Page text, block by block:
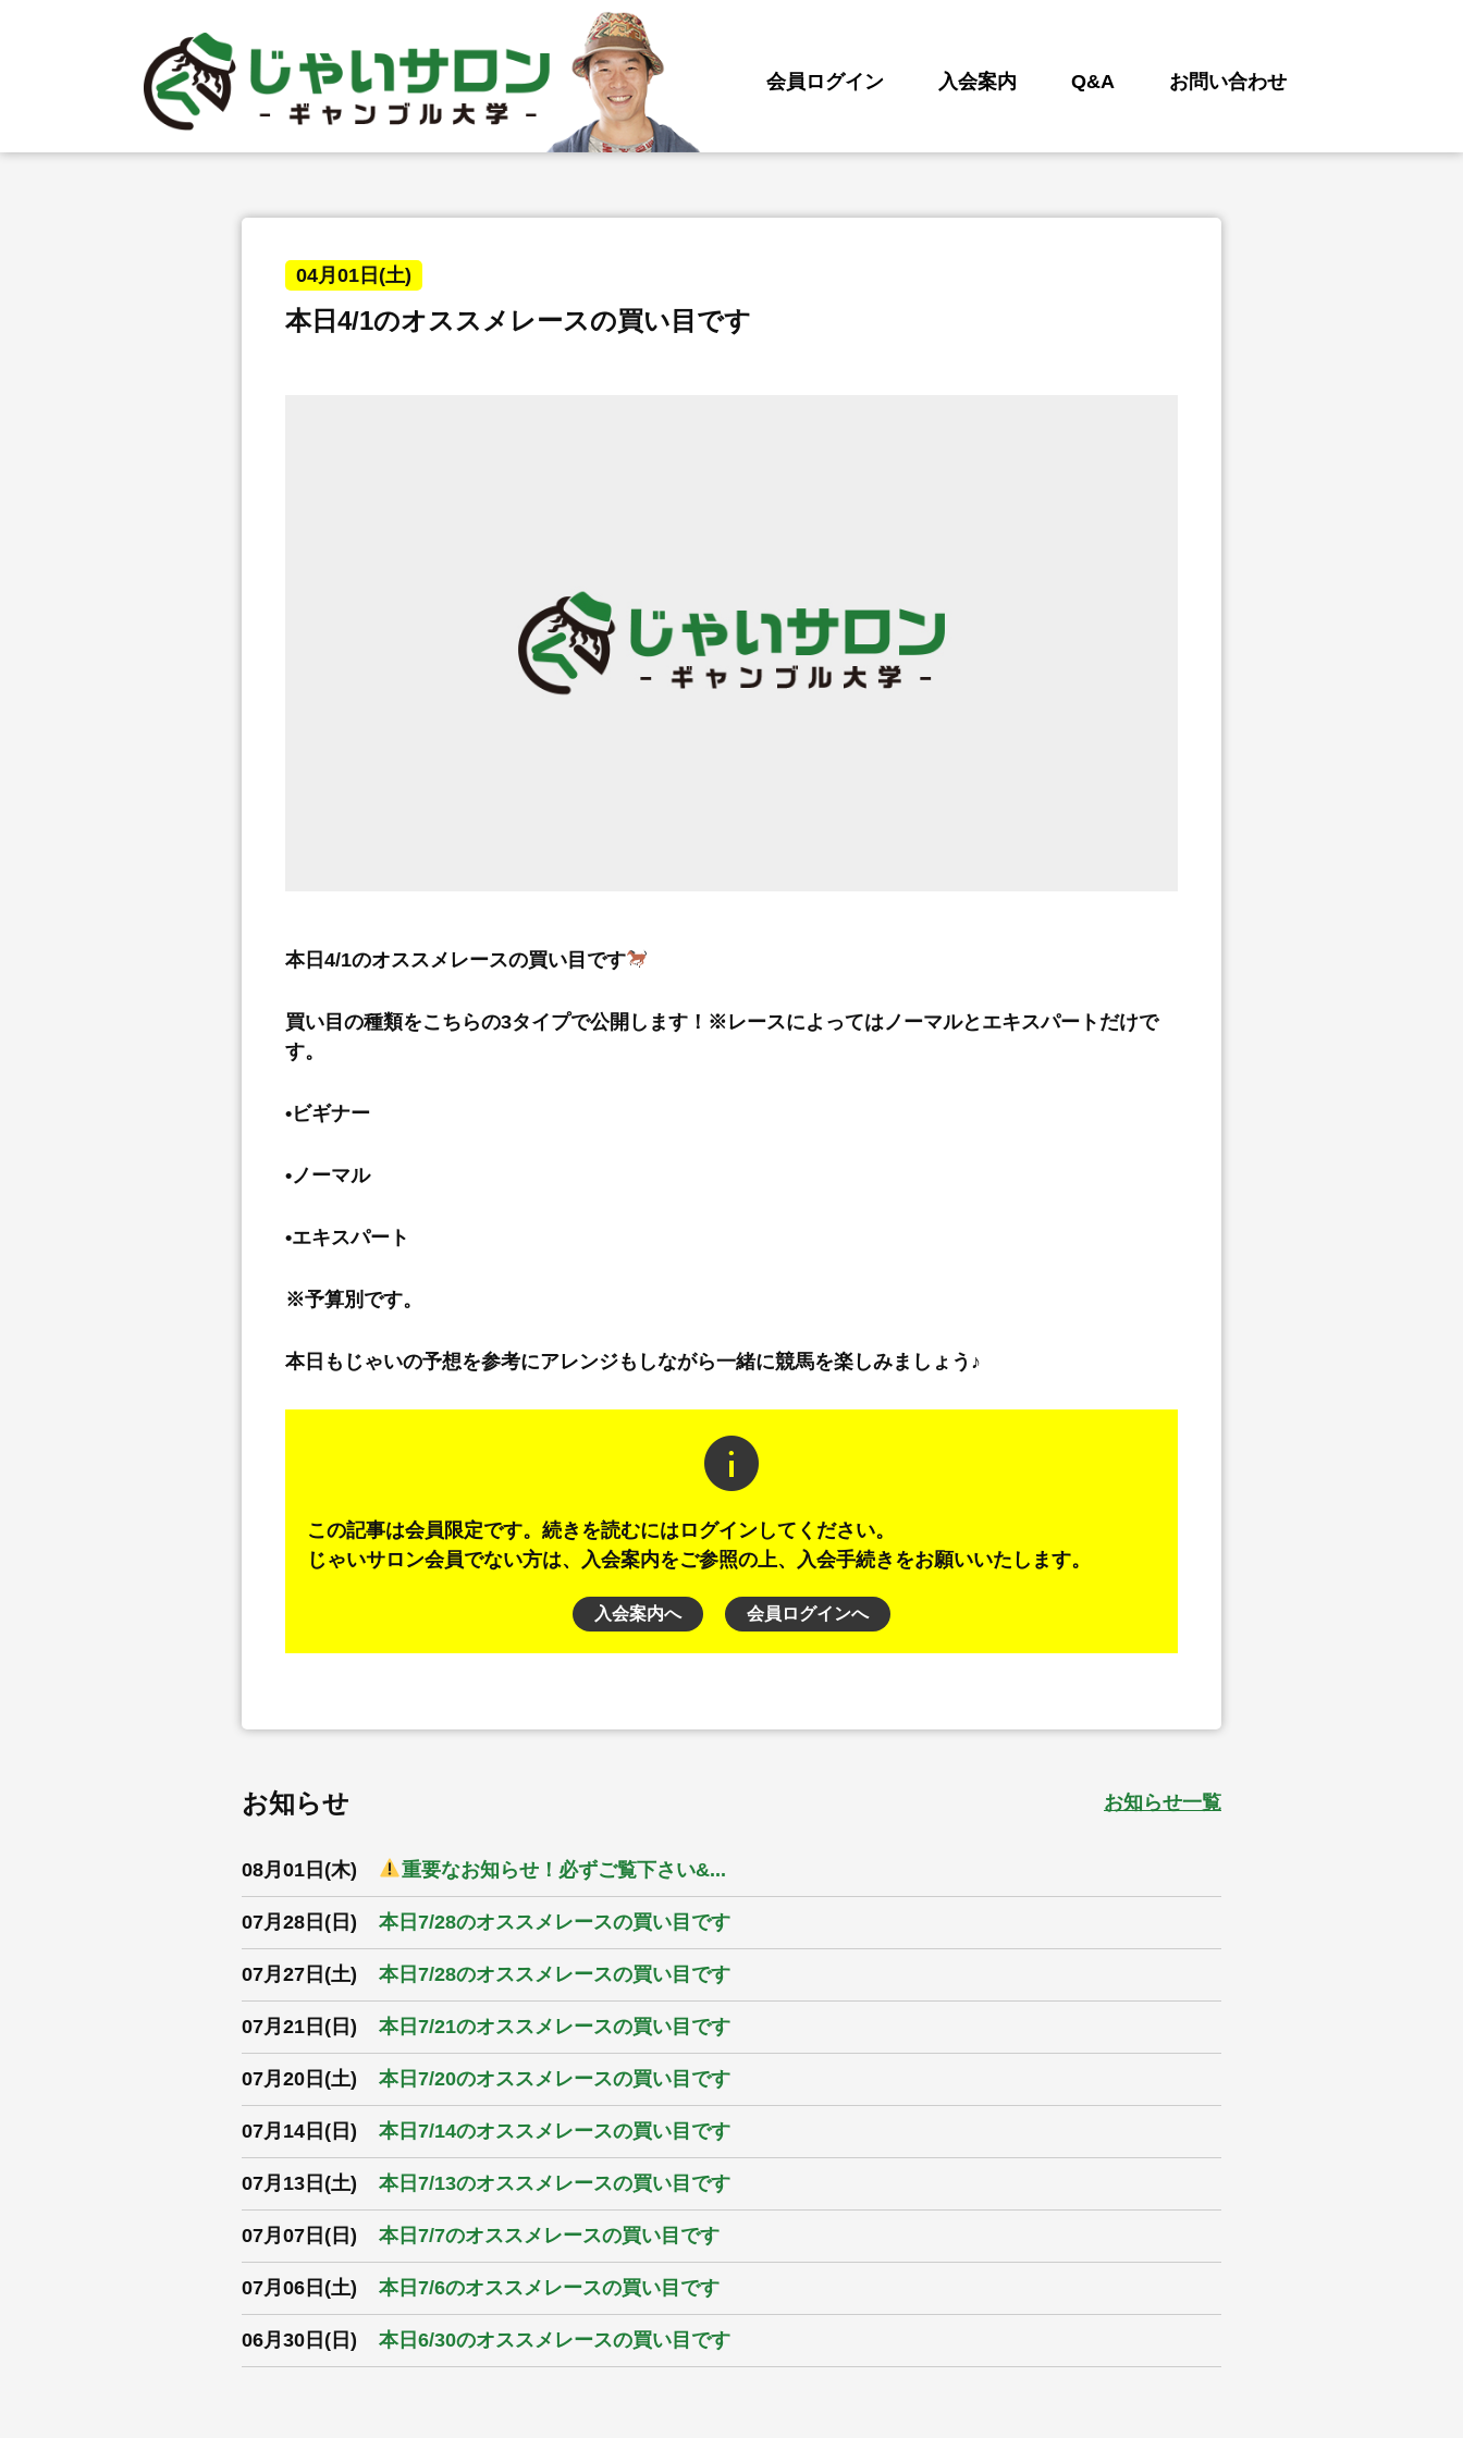
会員ログイン 入会案内 Q&A お問い合わせ
04月01日(土)
本日4/1のオススメレースの買い目です
本日4/1のオススメレースの買い目です
買い目の種類をこちらの3タイプで公開します！※レースによってはノーマルとエキスパートだけで
す。
•ビギナー
•ノーマル
•エキスパート
※予算別です。
本日もじゃいの予想を参考にアレンジもしながら一緒に競馬を楽しみましょう♪
info
この記事は会員限定です。続きを読むにはログインしてください。
じゃいサロン会員でない方は、入会案内をご参照の上、入会手続きをお願いいたします。
入会案内へ 会員ログインへ
お知らせ お知らせ一覧
08月01日(木) 重要なお知らせ！必ずご覧下さい&...
07月28日(日) 本日7/28のオススメレースの買い目です
07月27日(土) 本日7/28のオススメレースの買い目です
07月21日(日) 本日7/21のオススメレースの買い目です
07月20日(土) 本日7/20のオススメレースの買い目です
07月14日(日) 本日7/14のオススメレースの買い目です
07月13日(土) 本日7/13のオススメレースの買い目です
07月07日(日) 本日7/7のオススメレースの買い目です
07月06日(土) 本日7/6のオススメレースの買い目です
06月30日(日) 本日6/30のオススメレースの買い目です